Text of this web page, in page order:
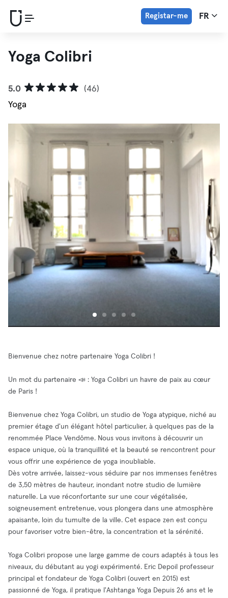
Registar-me FR
Yoga Colibri
5.0
(46)
Yoga
Bienvenue chez notre partenaire Yoga Colibri !
Un mot du partenaire 📣 : Yoga Colibri un havre de paix au cœur
de Paris !
Bienvenue chez Yoga Colibri, un studio de Yoga atypique, niché au
premier étage d'un élégant hôtel particulier, à quelques pas de la
renommée Place Vendôme. Nous vous invitons à découvrir un
espace unique, où la tranquillité et la beauté se rencontrent pour
vous offrir une expérience de yoga inoubliable.
Dès votre arrivée, laissez-vous séduire par nos immenses fenêtres
de 3,50 mètres de hauteur, inondant notre studio de lumière
naturelle. La vue réconfortante sur une cour végétalisée,
soigneusement entretenue, vous plongera dans une atmosphère
apaisante, loin du tumulte de la ville. Cet espace zen est conçu
pour favoriser votre bien-être, la concentration et la sérénité.
Yoga Colibri propose une large gamme de cours adaptés à tous les
niveaux, du débutant au yogi expérimenté. Eric Depoil professeur
principal et fondateur de Yoga Colibri (ouvert en 2015) est
passionné de Yoga, il pratique l'Ashtanga Yoga Depuis 26 ans et le